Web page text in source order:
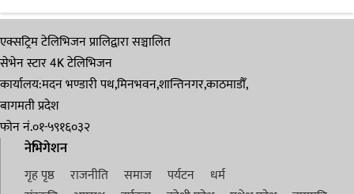
एक्सट्रिम टेलिभिजन प्रालिद्वारा सञ्चालित
सेभेन स्टार 4K टेलिभिजन
कार्यालय:मदन भण्डारी पथ,मिनभवन,शान्तिनगर,काठमाडौँ,
बागमती प्रदेश
फोन नं.०१-५९१६०३२
नेभिगेशन
गृह पृष्ठ राजनीति समाज पर्यटन
धर्म